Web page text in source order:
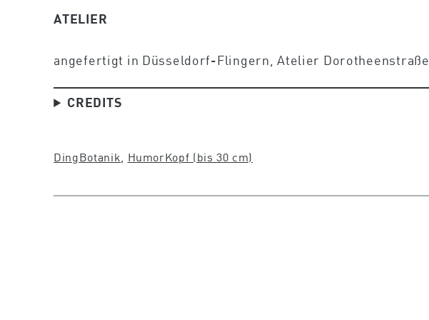
ATELIER
angefertigt in Düsseldorf-Flingern, Atelier Dorotheenstraße
CREDITS
DingBotanik HumorKopf (bis 30 cm)